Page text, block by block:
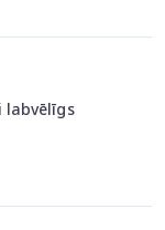
labvēlīgs